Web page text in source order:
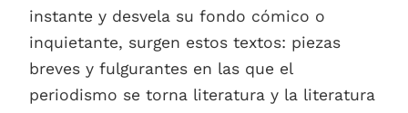
instante y desvela su fondo cómico o
inquietante, surgen estos textos: piezas
breves y fulgurantes en las que el
periodismo se torna literatura y la literatura